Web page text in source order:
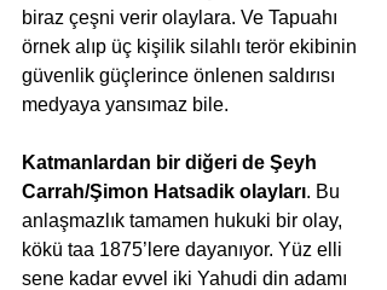
biraz çeşni verir olaylara. Ve Tapuahı
örnek alıp üç kişilik silahlı terör ekibinin
güvenlik güçlerince önlenen saldırısı
medyaya yansımaz bile.
Katmanlardan bir diğeri de Şeyh
Carrah/Şimon Hatsadik olayları. Bu
anlaşmazlık tamamen hukuki bir olay,
kökü taa 1875’lere dayanıyor. Yüz elli
sene kadar evvel iki Yahudi din adamı